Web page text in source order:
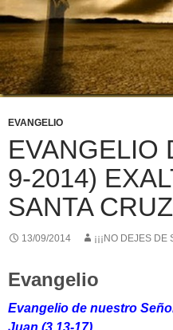
EVANGELIO
EVANGELIO
9-2014)
SANTA CRUZ
13/09/2014 ¡¡¡NO DEJES
Evangelio
Evangelio de nuestro